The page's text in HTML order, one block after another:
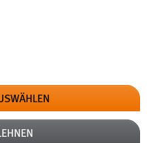
SORTIEREN NACH